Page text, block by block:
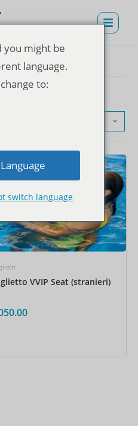
VVIP Seat (stranieri)
you might be
language.
to:
switch language